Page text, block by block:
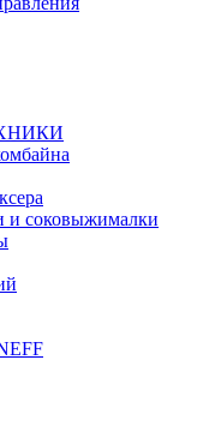
и соковыжималки